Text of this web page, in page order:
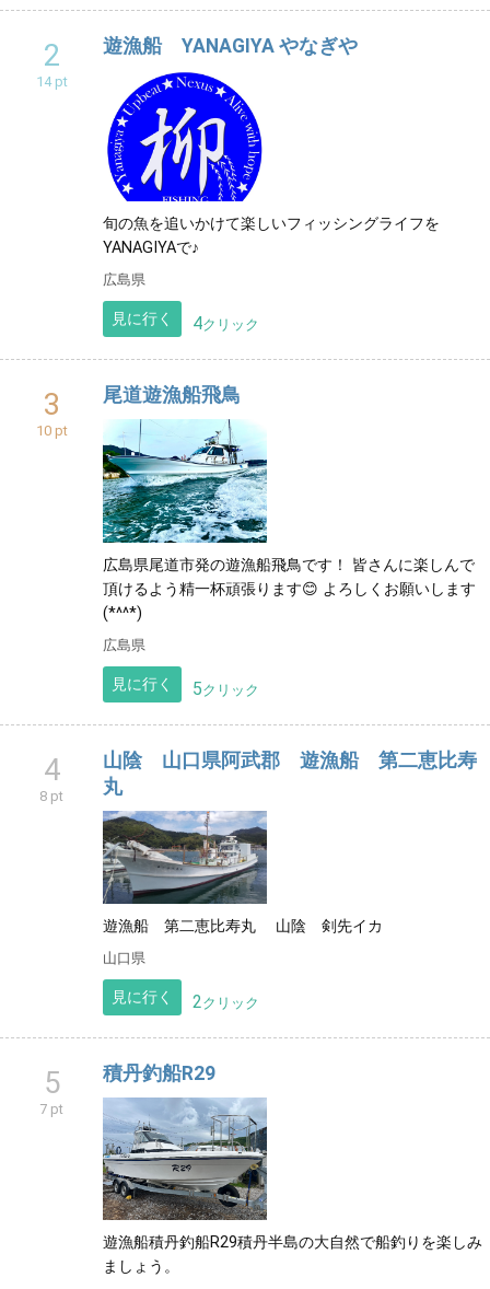
2
14 pt
遊漁船 YANAGIYA やなぎや
旬の魚を追いかけて楽しいフィッシングライフを
YANAGIYAで♪
広島県
見に行く 4クリック
3
10 pt
尾道遊漁船飛鳥
広島県尾道市発の遊漁船飛鳥です！ 皆さんに楽しんで
頂けるよう精一杯頑張ります😊 よろしくお願いします
(*^^*)
広島県
見に行く 5クリック
4
8 pt
山陰 山口県阿武郡 遊漁船 第二恵比寿
丸
遊漁船 第二恵比寿丸 山陰 剣先イカ
山口県
見に行く 2クリック
5
7 pt
積丹釣船R29
遊漁船積丹釣船R29積丹半島の大自然で船釣りを楽しみ
ましょう。